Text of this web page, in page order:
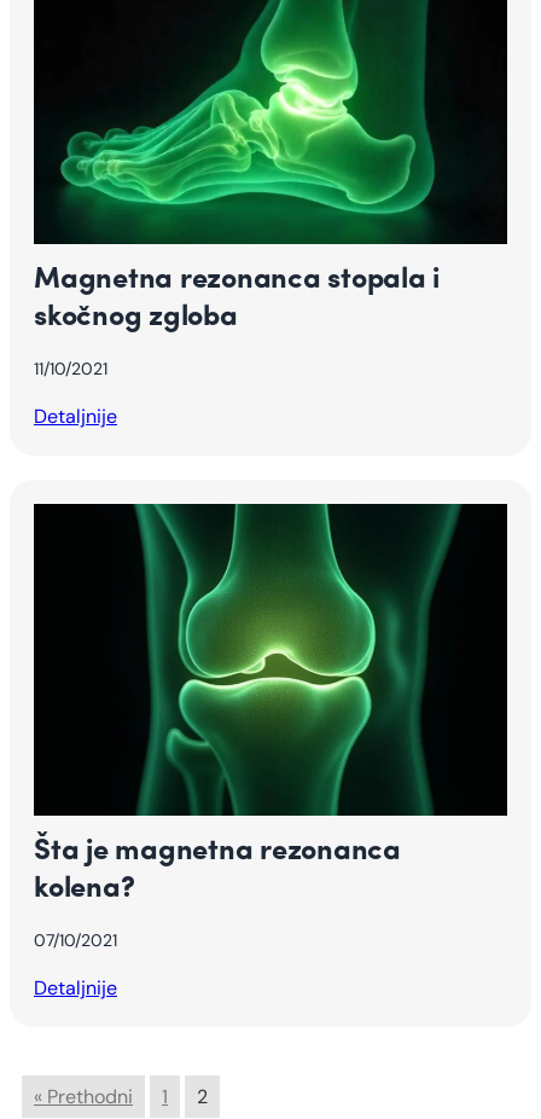
Magnetna rezonanca stopala i
skočnog zgloba
11/10/2021
Detaljnije
Šta je magnetna rezonanca
kolena?
07/10/2021
Detaljnije
« Prethodni 1 2